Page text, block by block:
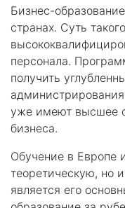
Бизнес-
странах. Суть
персонала.
получить
уже имеют высшее
бизнеса.
Обучение в Европе
теоретическую, но
является его